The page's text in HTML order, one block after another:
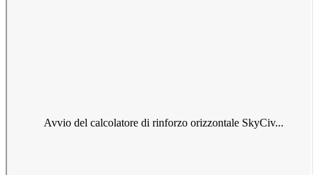
Avvio del calcolatore di rinforzo orizzontale SkyCiv...